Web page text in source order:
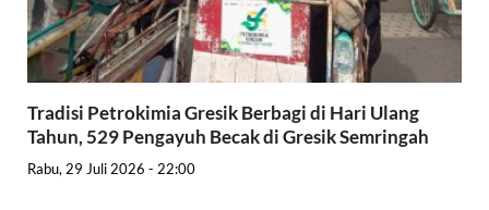
Tradisi Petrokimia Gresik Berbagi di Hari Ulang
Tahun, 529 Pengayuh Becak di Gresik Semringah
Rabu, 29 Juli 2026 - 22:00